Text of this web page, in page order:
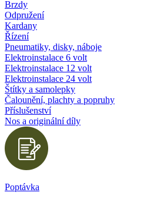
Brzdy
Odpružení
Kardany
Řízení
Pneumatiky, disky, náboje
Elektroinstalace 6 volt
Elektroinstalace 12 volt
Elektroinstalace 24 volt
Štítky a samolepky
Čalounění, plachty a popruhy
Příslušenství
Nos a originální díly
Poptávka